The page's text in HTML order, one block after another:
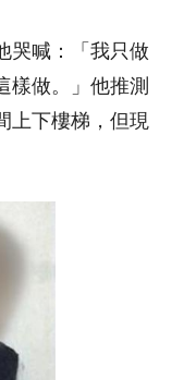
哭喊：「我只做
樣做。」他推測
上下樓梯，但現